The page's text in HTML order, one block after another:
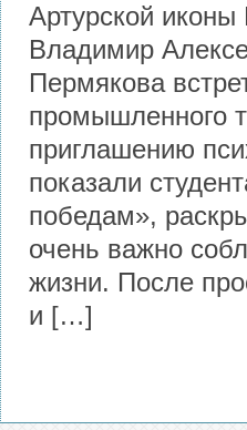
Артурской
Владимир
Пермякова
промышленного
приглашению
показали
победам»,
очень важно
жизни. После
и […]